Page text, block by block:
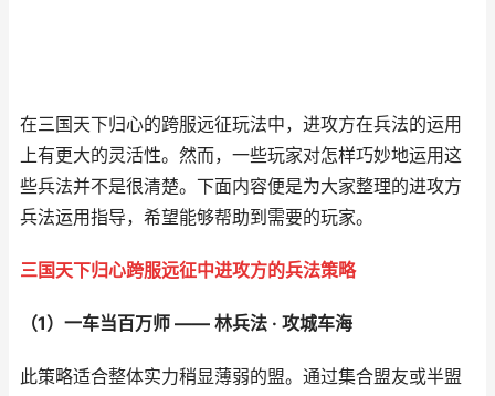
在三国天下归心的跨服远征玩法中，进攻方在兵法的运用
上有更大的灵活性。然而，一些玩家对怎样巧妙地运用这
些兵法并不是很清楚。下面内容便是为大家整理的进攻方
兵法运用指导，希望能够帮助到需要的玩家。
三国天下归心跨服远征中进攻方的兵法策略
（1）一车当百万师 —— 林兵法 · 攻城车海
此策略适合整体实力稍显薄弱的盟。通过集合盟友或半盟